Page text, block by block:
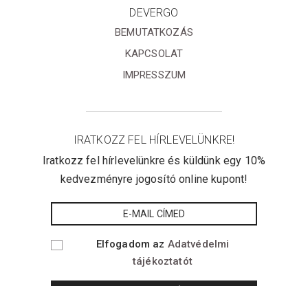
DEVERGO
BEMUTATKOZÁS
KAPCSOLAT
IMPRESSZUM
IRATKOZZ FEL HÍRLEVELÜNKRE!
Iratkozz fel hírlevelünkre és küldünk egy 10%
kedvezményre jogosító online kupont!
Elfogadom az Adatvédelmi
tájékoztatót